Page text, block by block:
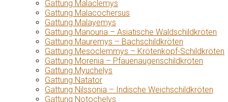
Gattung Malaclemys
Gattung Malacochersus
Gattung Malayemys
Gattung Manouria – Asiatische Waldschildkröten
Gattung Mauremys – Bachschildkröten
Gattung Mesoclemmys – Krötenkopf-Schildkröten
Gattung Morenia – Pfauenaugenschildkröten
Gattung Myuchelys
Gattung Natator
Gattung Nilssonia – Indische Weichschildkröten
Gattung Notochelys